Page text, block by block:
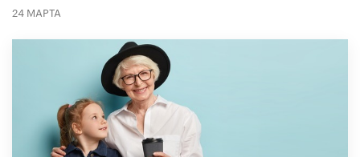
24 МАРТА